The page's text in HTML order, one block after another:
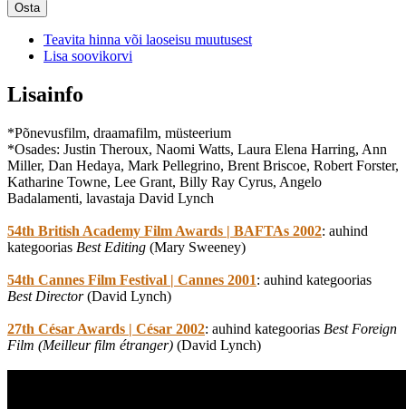
Osta
Teavita hinna või laoseisu muutusest
Lisa soovikorvi
Lisainfo
*Põnevusfilm, draamafilm, müsteerium
*Osades: Justin Theroux, Naomi Watts, Laura Elena Harring, Ann
Miller, Dan Hedaya, Mark Pellegrino, Brent Briscoe, Robert Forster,
Katharine Towne, Lee Grant, Billy Ray Cyrus, Angelo
Badalamenti, lavastaja David Lynch
54th British Academy Film Awards | BAFTAs 2002: auhind
kategoorias Best Editing (Mary Sweeney)
54th Cannes Film Festival | Cannes 2001: auhind kategoorias
Best Director(David Lynch)
27th César Awards | César 2002: auhind kategoorias Best Foreign
Film (Meilleur film étranger) (David Lynch)